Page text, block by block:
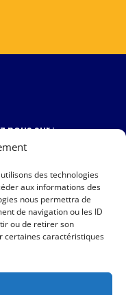
des technologies
aux informations des
nous permettra de
de navigation ou les ID
ou de retirer son
certaines caractéristiques
nous sur :